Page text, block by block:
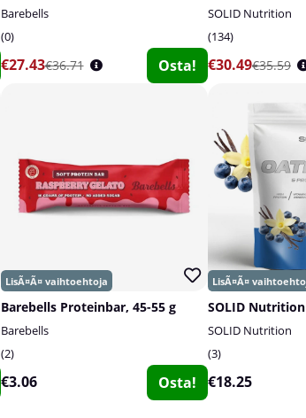
Barebells
0
€27.43€36.71 Osta!
SOLID Nutrition
134
€30.49€35.59
Barebells Proteinbar, 45-55 g
Barebells
2
€3.06 Osta!
SOLID Nutrition
3
€18.25